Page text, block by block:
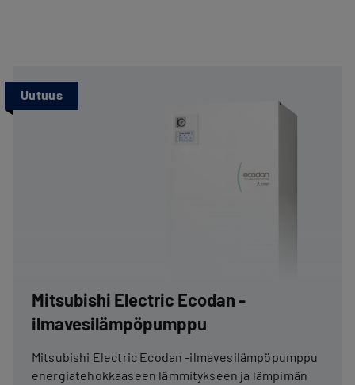
Uutuus
Mitsubishi Electric Ecodan -
ilmavesilämpöpumppu
Mitsubishi Electric Ecodan -ilmavesilämpöpumppu
energiatehokkaaseen lämmitykseen ja lämpimän